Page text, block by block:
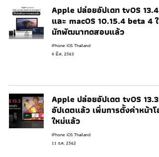
Apple ปล่อยอัปเดท tvOS 13.4
และ macOS 10.15.4 beta 4 ให้
นักพัฒนาทดสอบแล้ว
iPhone iOS Thailand
4 มี.ค. 2563
Apple ปล่อยอัปเดต tvOS 13.3
อัปเดตแล้ว เพิ่มการตั้งค่าหน้าโฮ
ใหม่แล้ว
iPhone iOS Thailand
11 ธ.ค. 2562